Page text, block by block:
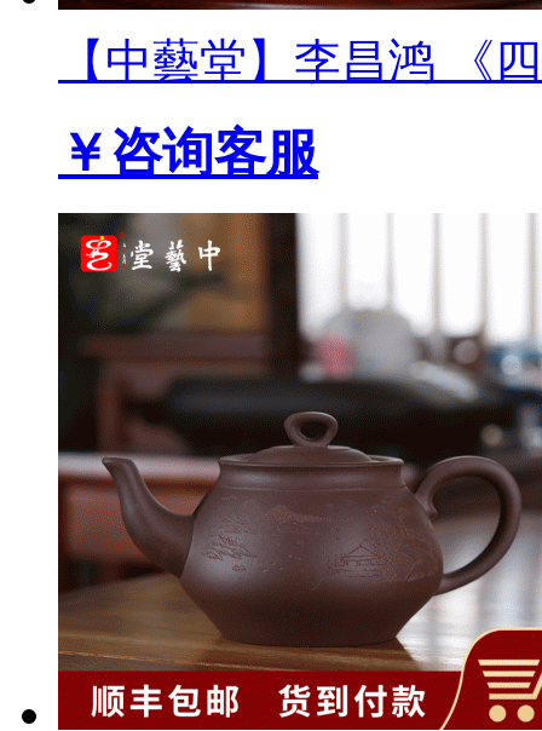
【中藝堂】李昌鸿 《
￥咨询客服